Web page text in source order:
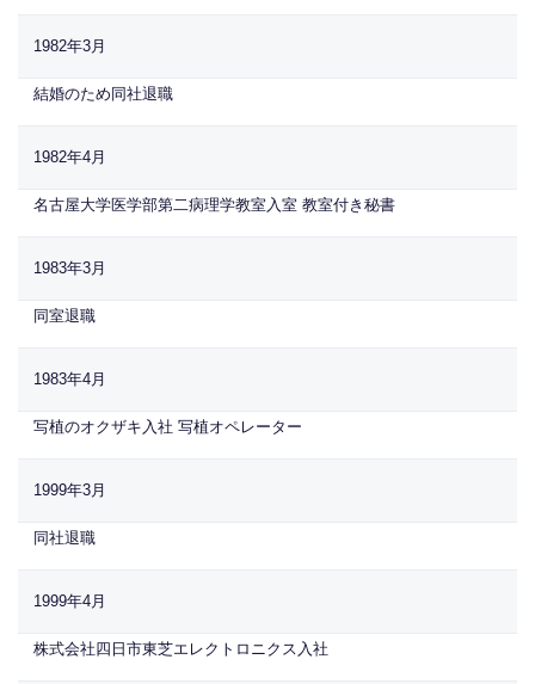
1982年3月
結婚のため同社退職
1982年4月
名古屋大学医学部第二病理学教室入室 教室付き秘書
1983年3月
同室退職
1983年4月
写植のオクザキ入社 写植オペレーター
1999年3月
同社退職
1999年4月
株式会社四日市東芝エレクトロニクス入社